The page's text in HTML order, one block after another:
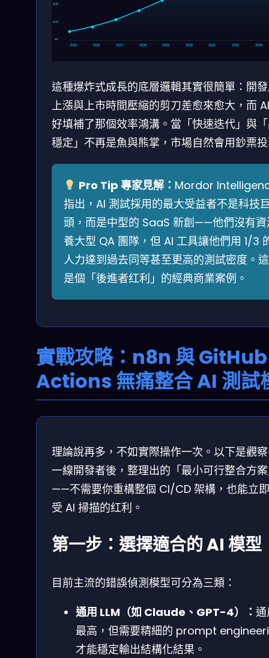
2025 2026 2027 2028 2029 2030 2031 2032 2033
$0
$2B
$3B
這種爆炸式成長的底層邏輯其實很簡單：開
上漲與上市時間壓縮的剪刀差愈來愈大，而
好填補了那個效率鴻溝。當「快速迭代」與
穩定」不再是魚與熊掌，市場自然會用鈔票
Pro Tip 專家見解： Mordor
指出，AI 測試採用的最大受益者不是科技
頭，而是中型的 SaaS 新創——他們沒有資
養大型 QA 團隊，但 AI 工具讓他們用 1/3
人力達到過去同等甚至更高的測試密度。這
是個「後進者红利」的經典商業案例。
實戰攻略：n8n 與 GitHub
Actions 無痛整合 AI 測試
理論說再多，不如實際操作一次。以下是觀
一線開發者後，整理出的「最小可行整合方
——不需要你重構整個 CI/CD 架構，也能立
受 AI 掃描的红利。
第一步：選擇適合的 AI 模型
目前主流的錯誤偵測模型可分為三類：
通用 LLM（如 Claude、GPT-4）：
最高，但需要精細的 prompt
才能穩定輸出結構化結果。